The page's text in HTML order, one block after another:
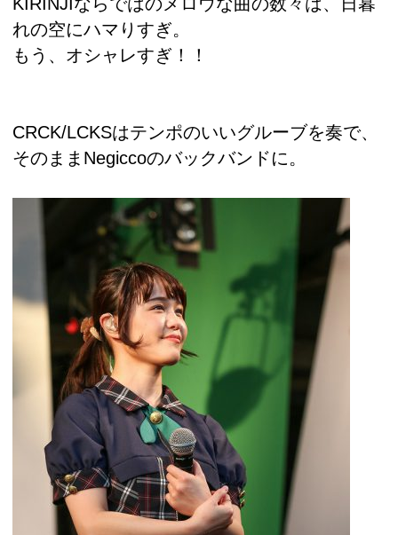
れの空にハマりすぎ。
もう、オシャレすぎ！！
CRCK/LCKSはテンポのいいグルーブを奏で、
そのままNegiccoのバックバンドに。